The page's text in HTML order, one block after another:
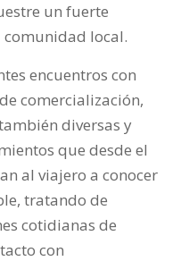
un fuerte
local.
encuentros con
comercialización,
diversas y
que desde el
al viajero a conocer
tratando de
cotidianas de
con